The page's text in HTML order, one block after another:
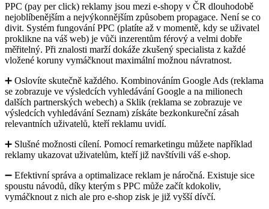
PPC (pay per click) reklamy jsou mezi e-shopy v ČR dlouhodobě
nejoblíbenějším a nejvýkonnějším způsobem propagace. Není se co
divit. Systém fungování PPC (platíte až v momentě, kdy se uživatel
proklikne na váš web) je vůči inzerentům férový a velmi dobře
měřitelný. Při znalosti marží dokáže zkušený specialista z každé
vložené koruny vymáčknout maximální možnou návratnost.
➕ Oslovíte skutečně každého. Kombinováním Google Ads (reklama
se zobrazuje ve výsledcích vyhledávání Google a na milionech
dalších partnerských webech) a Sklik (reklama se zobrazuje ve
výsledcích vyhledávání Seznam) získáte bezkonkureční zásah
relevantních uživatelů, kteří reklamu uvidí.
➕ Slušné možnosti cílení. Pomocí remarketingu můžete například
reklamy ukazovat uživatelům, kteří již navštívili váš e-shop.
➖ Efektivní správa a optimalizace reklam je náročná. Existuje sice
spoustu návodů, díky kterým s PPC může začít kdokoliv,
vymáčknout z nich ale pro e-shop zisk je již vyšší dívčí.